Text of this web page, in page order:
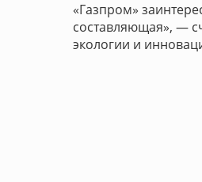
«Газпром»
составляющая», —
экологии и